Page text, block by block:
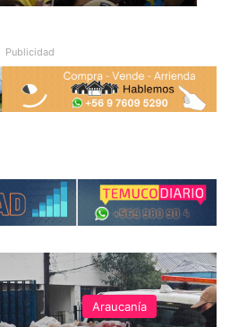
Publicidad
Araucanía